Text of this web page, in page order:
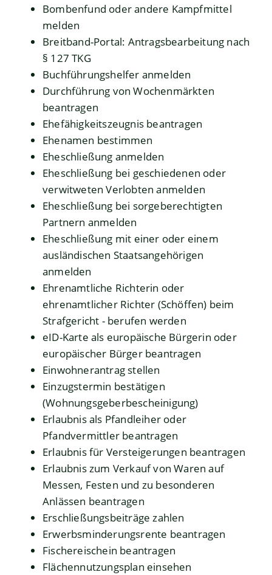
Bombenfund oder andere Kampfmittel
melden
Breitband-Portal: Antragsbearbeitung nach
§ 127 TKG
Buchführungshelfer anmelden
Durchführung von Wochenmärkten
beantragen
Ehefähigkeitszeugnis beantragen
Ehenamen bestimmen
Eheschließung anmelden
Eheschließung bei geschiedenen oder
verwitweten Verlobten anmelden
Eheschließung bei sorgeberechtigten
Partnern anmelden
Eheschließung mit einer oder einem
ausländischen Staatsangehörigen
anmelden
Ehrenamtliche Richterin oder
ehrenamtlicher Richter (Schöffen) beim
Strafgericht - berufen werden
eID-Karte als europäische Bürgerin oder
europäischer Bürger beantragen
Einwohnerantrag stellen
Einzugstermin bestätigen
(Wohnungsgeberbescheinigung)
Erlaubnis als Pfandleiher oder
Pfandvermittler beantragen
Erlaubnis für Versteigerungen beantragen
Erlaubnis zum Verkauf von Waren auf
Messen, Festen und zu besonderen
Anlässen beantragen
Erschließungsbeiträge zahlen
Erwerbsminderungsrente beantragen
Fischereischein beantragen
Flächennutzungsplan einsehen